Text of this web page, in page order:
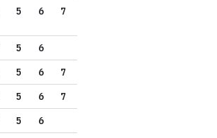
5 6 7
5
6
5 6
7
5 6
7
5
6